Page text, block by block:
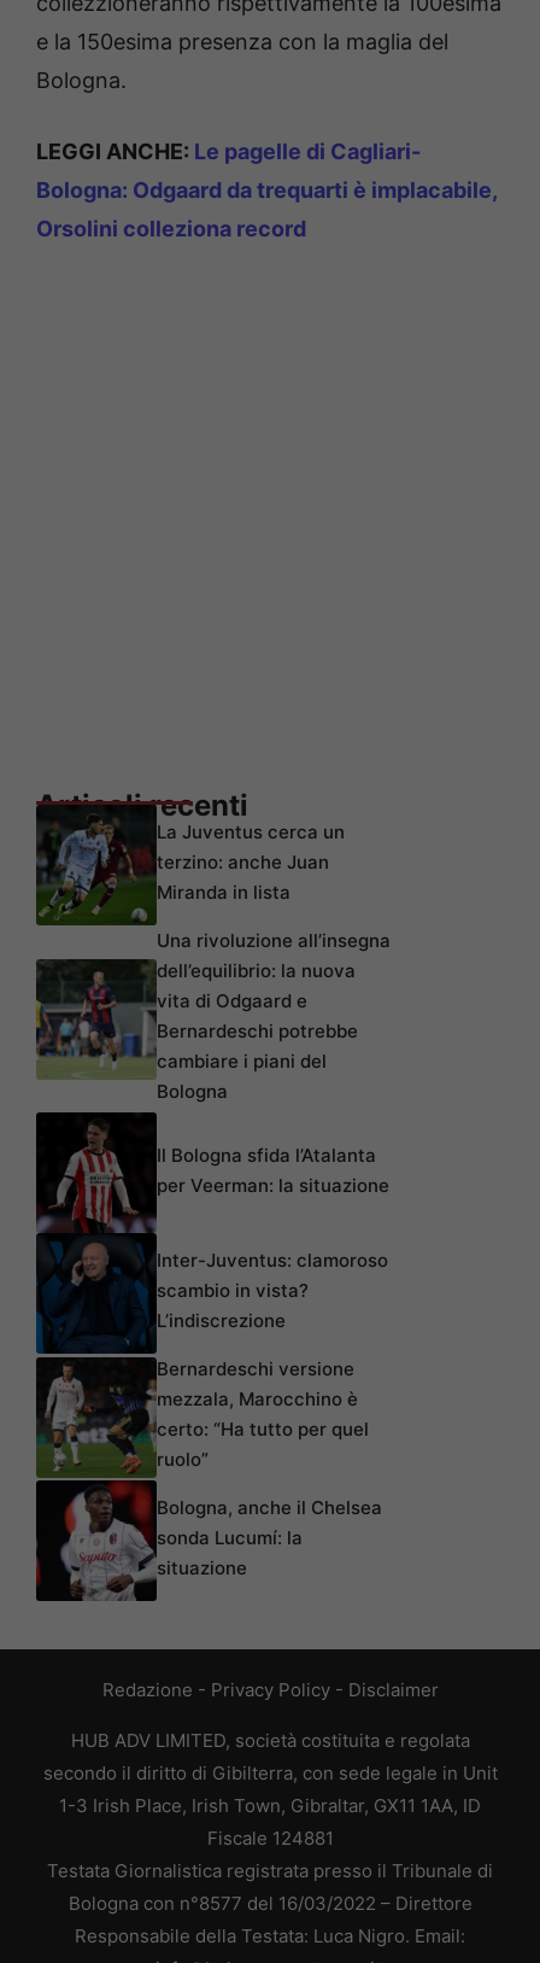
e la 150esima presenza con la maglia del
Bologna.
LEGGI ANCHE: Le pagelle di Cagliari-
Bologna: Odgaard da trequarti è implacabile,
Orsolini colleziona record
Articoli recenti
La Juventus cerca un
terzino: anche Juan
Miranda in lista
Una rivoluzione all’insegna
dell’equilibrio: la nuova
vita di Odgaard e
Bernardeschi potrebbe
cambiare i piani del
Bologna
Il Bologna sfida l’Atalanta
per Veerman: la situazione
Inter-Juventus: clamoroso
scambio in vista?
L’indiscrezione
Bernardeschi versione
mezzala, Marocchino è
certo: “Ha tutto per quel
ruolo”
Bologna, anche il Chelsea
sonda Lucumí: la
situazione
Redazione - Privacy Policy- Disclaimer
HUB ADV LIMITED, società costituita e regolata
secondo il diritto di Gibilterra, con sede legale in Unit
1-3 Irish Place, Irish Town, Gibraltar, GX11 1AA, ID
Fiscale 124881
Testata Giornalistica registrata presso il Tribunale di
Bologna con n°8577 del 16/03/2022 – Direttore
Responsabile della Testata: Luca Nigro. Email: